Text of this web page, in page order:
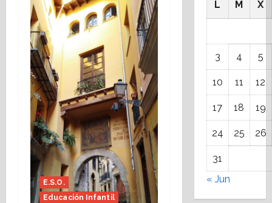
E.S.O.
Educación Infantil
L M X
3 4 5
10 11 12
17 18 19
24 25 26
31
« Jun